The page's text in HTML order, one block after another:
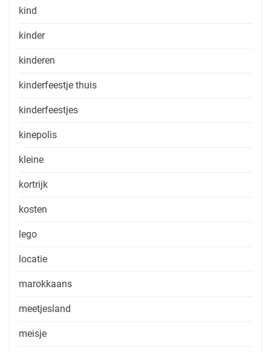
kind
kinder
kinderen
kinderfeestje thuis
kinderfeestjes
kinepolis
kleine
kortrijk
kosten
lego
locatie
marokkaans
meetjesland
meisje